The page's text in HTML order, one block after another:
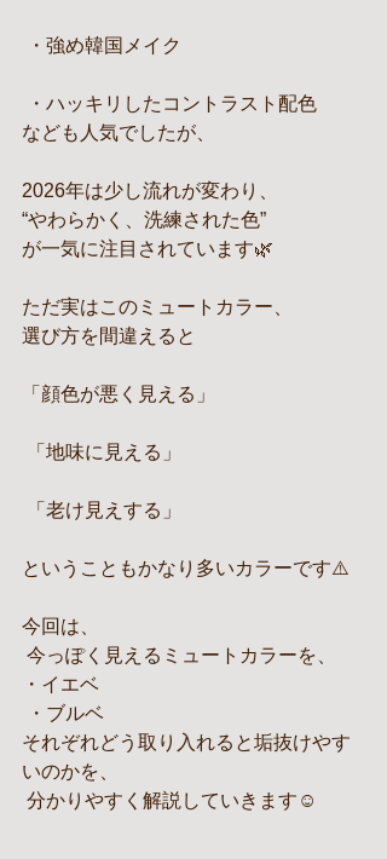
・強め韓国メイク
・ハッキリしたコントラスト配色
なども人気でしたが、
2026年は少し流れが変わり、
“やわらかく、洗練された色”
が一気に注目されています🌿
ただ実はこのミュートカラー、
選び方を間違えると
「顔色が悪く見える」
「地味に見える」
「老け見えする」
ということもかなり多いカラーです⚠️
今回は、
今っぽく見えるミュートカラーを、
・イエベ
・ブルベ
それぞれどう取り入れると垢抜けやす
いのかを、
分かりやすく解説していきます☺️